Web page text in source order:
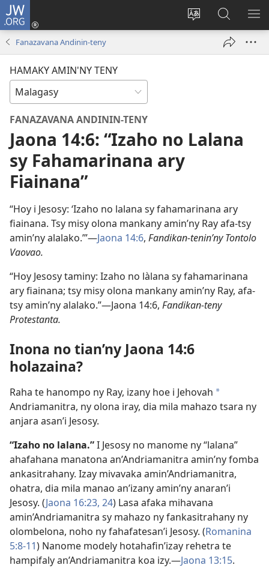
JW.ORG
Hiova
Hiditra
(manokatra
ato
Amin’ny
Fanazavana Andinin-teny
HAMAKY AMIN'NY TENY
FANAZAVANA ANDININ-TENY
Jaona 14:6: “Izaho no Lalana
sy Fahamarinana ary
Fiainana”
“Hoy i Jesosy: ‘Izaho no lalana sy fahamarinana ary
fiainana. Tsy misy olona mankany amin’ny Ray afa-tsy
amin’ny alalako.’”—Jaona 14:6, Fandikan-tenin’ny Tontolo
Vaovao.
“Hoy Jesosy taminy: Izaho no làlana sy fahamarinana
ary fiainana; tsy misy olona mankany amin’ny Ray, afa-
tsy amin’ny alalako.”—Jaona 14:6, Fandikan-teny
Protestanta.
Inona no tian’ny Jaona 14:6
holazaina?
Raha te hanompo ny Ray, izany hoe i Jehovah a
Andriamanitra, ny olona iray, dia mila mahazo tsara ny
anjara asan’i Jesosy.
“Izaho no lalana.”I Jesosy no manome ny “lalana”
ahafahana manatona an’Andriamanitra amin’ny fomba
ankasitrahany. Izay mivavaka amin’Andriamanitra,
ohatra, dia mila manao an’izany amin’ny anaran’i
Jesosy. (Jaona 16:23, 24) Lasa afaka mihavana
amin’Andriamanitra sy mahazo ny fankasitrahany ny
olombelona, noho ny fahafatesan’i Jesosy. (Romanina
5:8-11) Nanome modely hotahafin’izay rehetra te
hampifaly an’Andriamanitra koa izy.—Jaona 13:15.